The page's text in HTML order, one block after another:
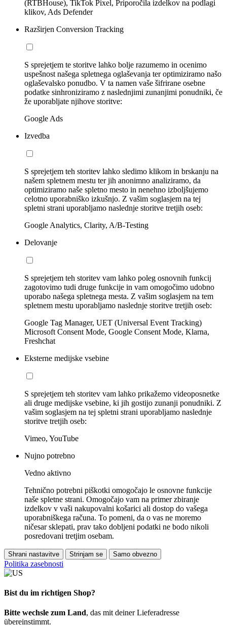
(RTBHouse), TikTok Pixel, Priporočila izdelkov na podlagi
klikov, Ads Defender
Razširjen Conversion Tracking
S sprejetjem te storitve lahko bolje razumemo in ocenimo
uspešnost našega spletnega oglaševanja ter optimiziramo našo
oglaševalsko ponudbo. V ta namen vaše šifrirane osebne
podatke sinhroniziramo z naslednjimi zunanjimi ponudniki, če
že uporabljate njihove storitve:
Google Ads
Izvedba
S sprejetjem teh storitev lahko sledimo klikom in brskanju na
našem spletnem mestu ter jih anonimno analiziramo, da
optimiziramo naše spletno mesto in nenehno izboljšujemo
celotno uporabniško izkušnjo. Z vašim soglasjem na tej
spletni strani uporabljamo naslednje storitve tretjih oseb:
Google Analytics, Clarity, A/B-Testing
Delovanje
S sprejetjem teh storitev vam lahko poleg osnovnih funkcij
zagotovimo tudi druge funkcije in vam omogočimo udobno
uporabo našega spletnega mesta. Z vašim soglasjem na tem
spletnem mestu uporabljamo naslednje storitve tretjih oseb:
Google Tag Manager, UET (Universal Event Tracking)
Microsoft Consent Mode, Google Consent Mode, Klarna,
Freshchat
Eksterne medijske vsebine
S sprejetjem teh storitev vam lahko prikažemo videoposnetke
ali druge medijske vsebine, ki jih gostijo zunanji ponudniki. Z
vašim soglasjem na tej spletni strani uporabljamo naslednje
storitve tretjih oseb:
Vimeo, YouTube
Nujno potrebno
Vedno aktivno
Tehnično potrebni piškotki omogočajo le osnovne funkcije
naše spletne strani. Omogočajo vam na primer zbiranje
izdelkov v vaši nakupovalni košarici ali dostop do vašega
uporabniškega računa. To pomeni, da o vas ne moremo
ničesar sklepati, prav tako dobljeni podatki ne bodo nikoli
posredovani tretjim osebam.
Shrani nastavitve Strinjam se Samo obvezno
Politika zasebnosti
Bist du im richtigen Shop?
Bitte wechsle zum Land, das mit deiner Lieferadresse
übereinstimmt.